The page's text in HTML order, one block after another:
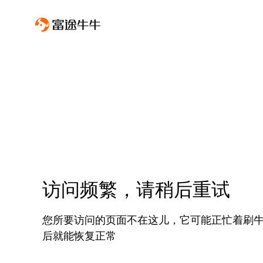
访问频繁，请稍后重试
您所要访问的页面不在这儿，它可能正忙着刷
后就能恢复正常